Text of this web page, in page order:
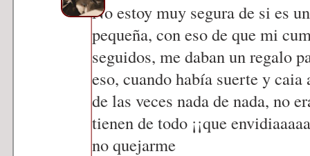
No estoy muy segura de si es
pequeña, con eso de que mi
seguidos, me daban un regalo
eso, cuando había suerte y
de las veces nada de nada, no
tienen de todo ¡¡que
no quejarme